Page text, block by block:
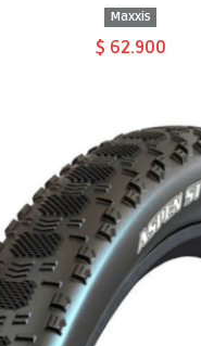
Maxxis
$ 62.900